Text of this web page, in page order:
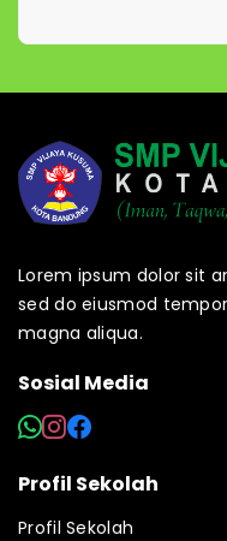
Lorem ipsum dolor sit
sed do eiusmod
magna aliqua.
Sosial Media
Profil Sekolah
Profil Sekolah